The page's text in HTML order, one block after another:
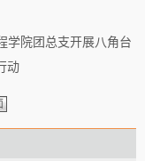
学院团总支开展八角台
动